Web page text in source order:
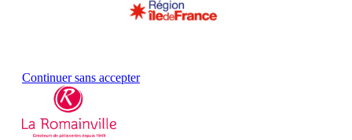
Continuer sans accepter